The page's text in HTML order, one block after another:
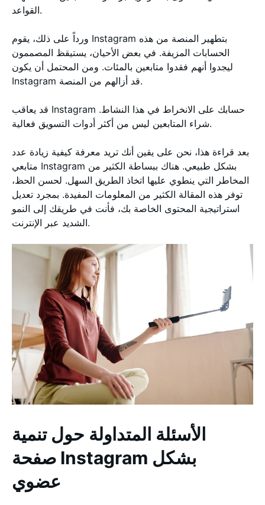
القواعد.
ورداً على ذلك، يقوم Instagram بتطهير المنصة من هذه
الحسابات المزيفة. في بعض الأحيان، يستيقظ المصممون
ليجدوا أنهم فقدوا متابعين بالمئات. ومن المحتمل أن يكون
Instagram قد أزالهم من المنصة.
قد يعاقب Instagram حسابك على الانخراط في هذا النشاط.
شراء المتابعين ليس من أكثر أدوات التسويق فعالية.
بعد قراءة هذا، نحن على يقين أنك تريد معرفة كيفية زيادة عدد
متابعي Instagram بشكل طبيعي. هناك ببساطة الكثير من
المخاطر التي ينطوي عليها اتخاذ الطريق السهل. لحسن الحظ،
توفر هذه المقالة الكثير من المعلومات المفيدة. بمجرد تعديل
استراتيجية المحتوى الخاصة بك، فأنت في طريقك إلى النمو
الشديد عبر الإنترنت.
الأسئلة المتداولة حول تنمية
صفحة Instagram بشكل